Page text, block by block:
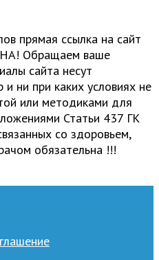
прямая ссылка на сайт
Обращаем ваше
сайта несут
ни при каких условиях не
или методиками для
Статьи 437 ГК
со здоровьем,
обязательна !!!